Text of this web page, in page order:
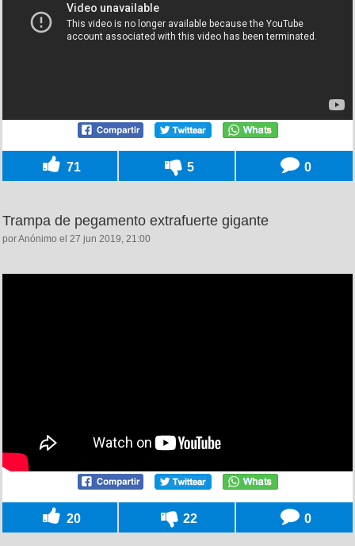
71 5 0
Trampa de pegamento extrafuerte gigante
por Anónimo el 27 jun 2019, 21:00
20 22 0